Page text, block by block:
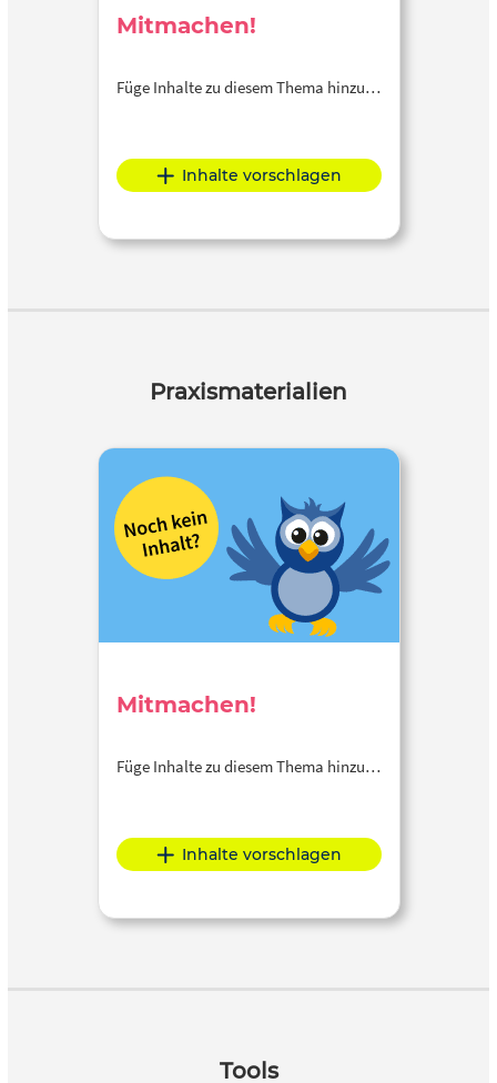
Mitmachen!
Füge Inhalte zu diesem Thema hinzu…
Inhalte vorschlagen
Praxismaterialien
Mitmachen!
Füge Inhalte zu diesem Thema hinzu…
Inhalte vorschlagen
Tools